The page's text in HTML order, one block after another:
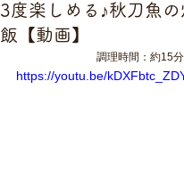
3度楽しめる♪秋刀魚
飯【動画】
調理時間 ：約15
https://youtu.be/